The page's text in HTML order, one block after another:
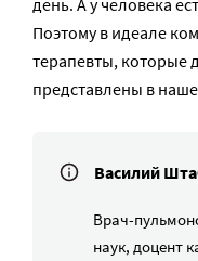
Поэтому в идеале
терапевты, которые
представлены в
Василий
Врач-
наук, доцент